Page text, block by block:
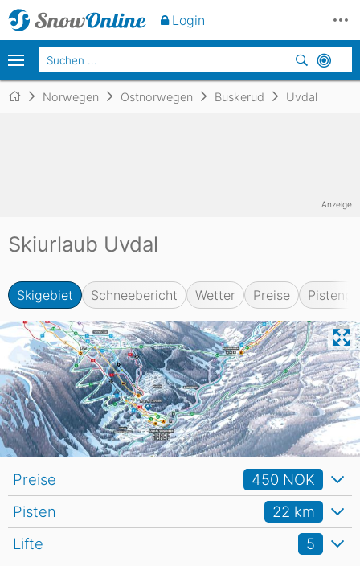
Norwegen Ostnorwegen Buskerud Uvdal
Skiurlaub Uvdal
Skigebiet Schneebericht Wetter Preise
Anzeige
Lifte 5
Pisten 22 km
Preise 450 NOK
Login